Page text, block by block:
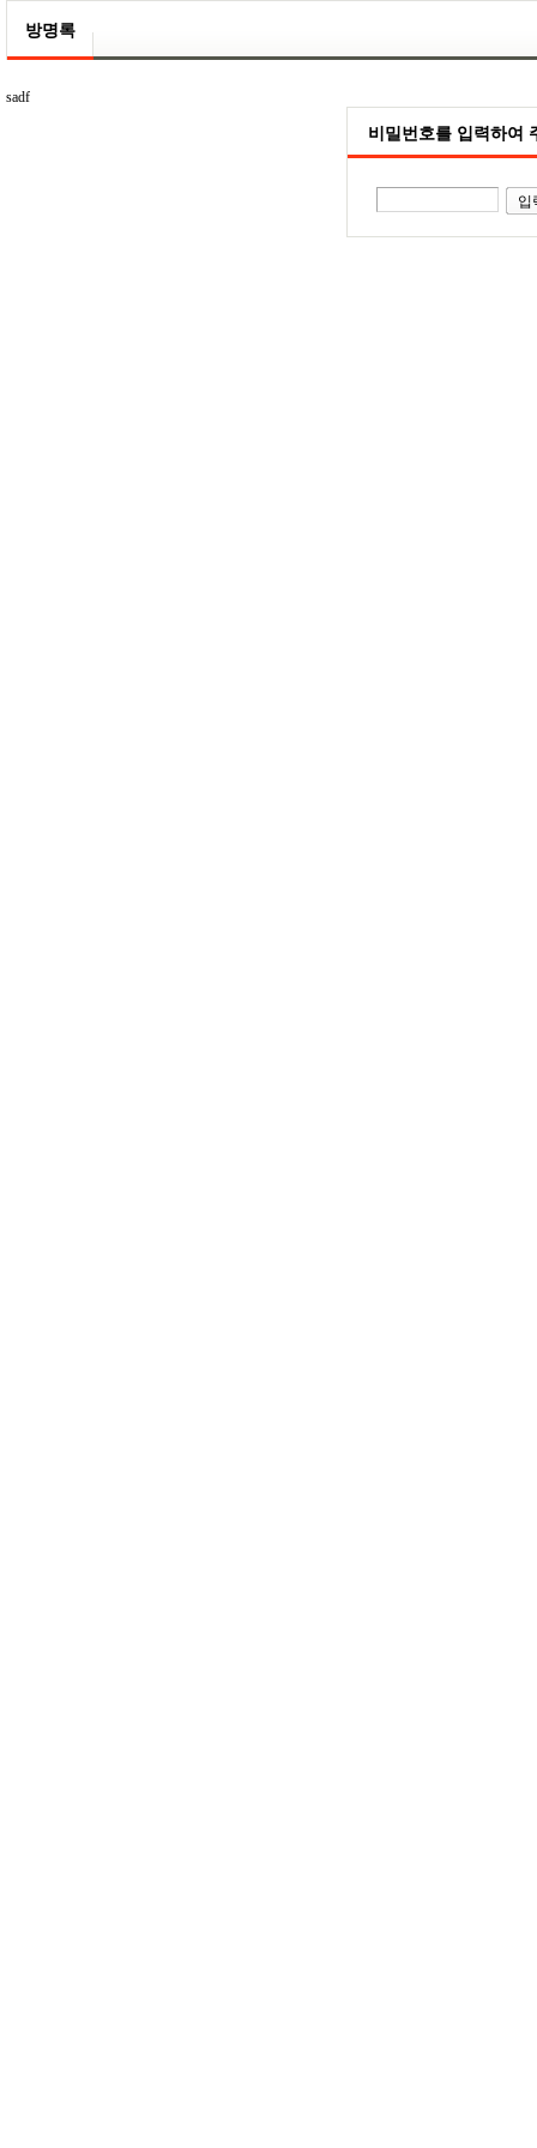
방명록
sadf
비밀번호를 입력하여